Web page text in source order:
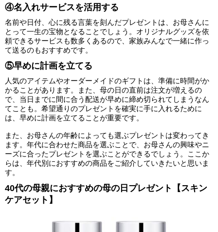
④名入れサービスを活用する
名前や日付、心に残る言葉を刻んだプレゼントは、お母さんに
とって一生の宝物となることでしょう。オリジナルグッズを依
頼できるサービスも数多くあるので、家族みんなで一緒に作っ
て送るのもおすすめです。
⑤早めに計画を立てる
人気のアイテムやオーダーメイドのギフトは、準備に時間がか
かることがあります。また、母の日の直前は注文が増えるの
で、当日までに間に合う配送が早めに締め切られてしまうなん
てことも。希望通りのプレゼントを確実に手に入れるために
は、早めに計画を立てることが重要です。
また、お母さんの年齢によっても選ぶプレゼントは変わってき
ます。年代に合わせた商品を選ぶことで、お母さんの興味やニ
ーズに合ったプレゼントを選ぶことができるでしょう。ここか
らは、年代別におすすめの商品をご紹介していきたいと思いま
す。
40代の母親におすすめの母の日プレゼント【スキン
ケアセット】